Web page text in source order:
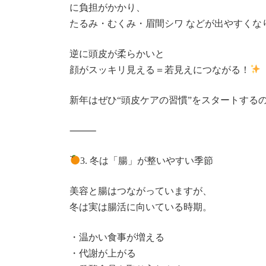
に負担がかかり、
たるみ・むくみ・眉間シワ などが出やすくな
逆に頭皮が柔らかいと
顔がスッキリ見える＝若見えにつながる！
新年はぜひ“頭皮ケアの習慣”をスタートする
⸻
3. 冬は「腸」が整いやすい季節
美容と腸はつながっていますが、
冬は実は腸活に向いている時期。
・温かい食事が増える
・代謝が上がる